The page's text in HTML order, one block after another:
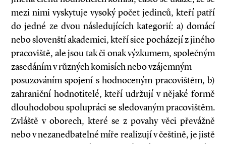
mezi nimi vyskytuje vysoký počet jedinců, kteří patří
do jedné ze dvou následujících kategorií: a) domácí
nebo slovenští akademici, kteří sice pocházejí z jiného
pracoviště, ale jsou tak či onak výzkumem, společným
zasedáním v různých komisích nebo vzájemným
posuzováním spojení s hodnoceným pracovištěm, b)
zahraniční hodnotitelé, kteří udržují v nějaké formě
dlouhodobou spolupráci se sledovaným pracovištěm.
Zvláště v oborech, které se z povahy věci převážně
nebo v nezanedbatelné míře realizují v češtině, je jistě